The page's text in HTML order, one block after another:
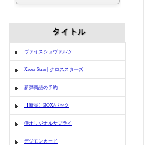
ヴァイスシュヴァルツ
Xross Stars | クロススターズ
新弾商品の予約
【新品】BOX/パック
侍オリジナルサプライ
デジモンカード